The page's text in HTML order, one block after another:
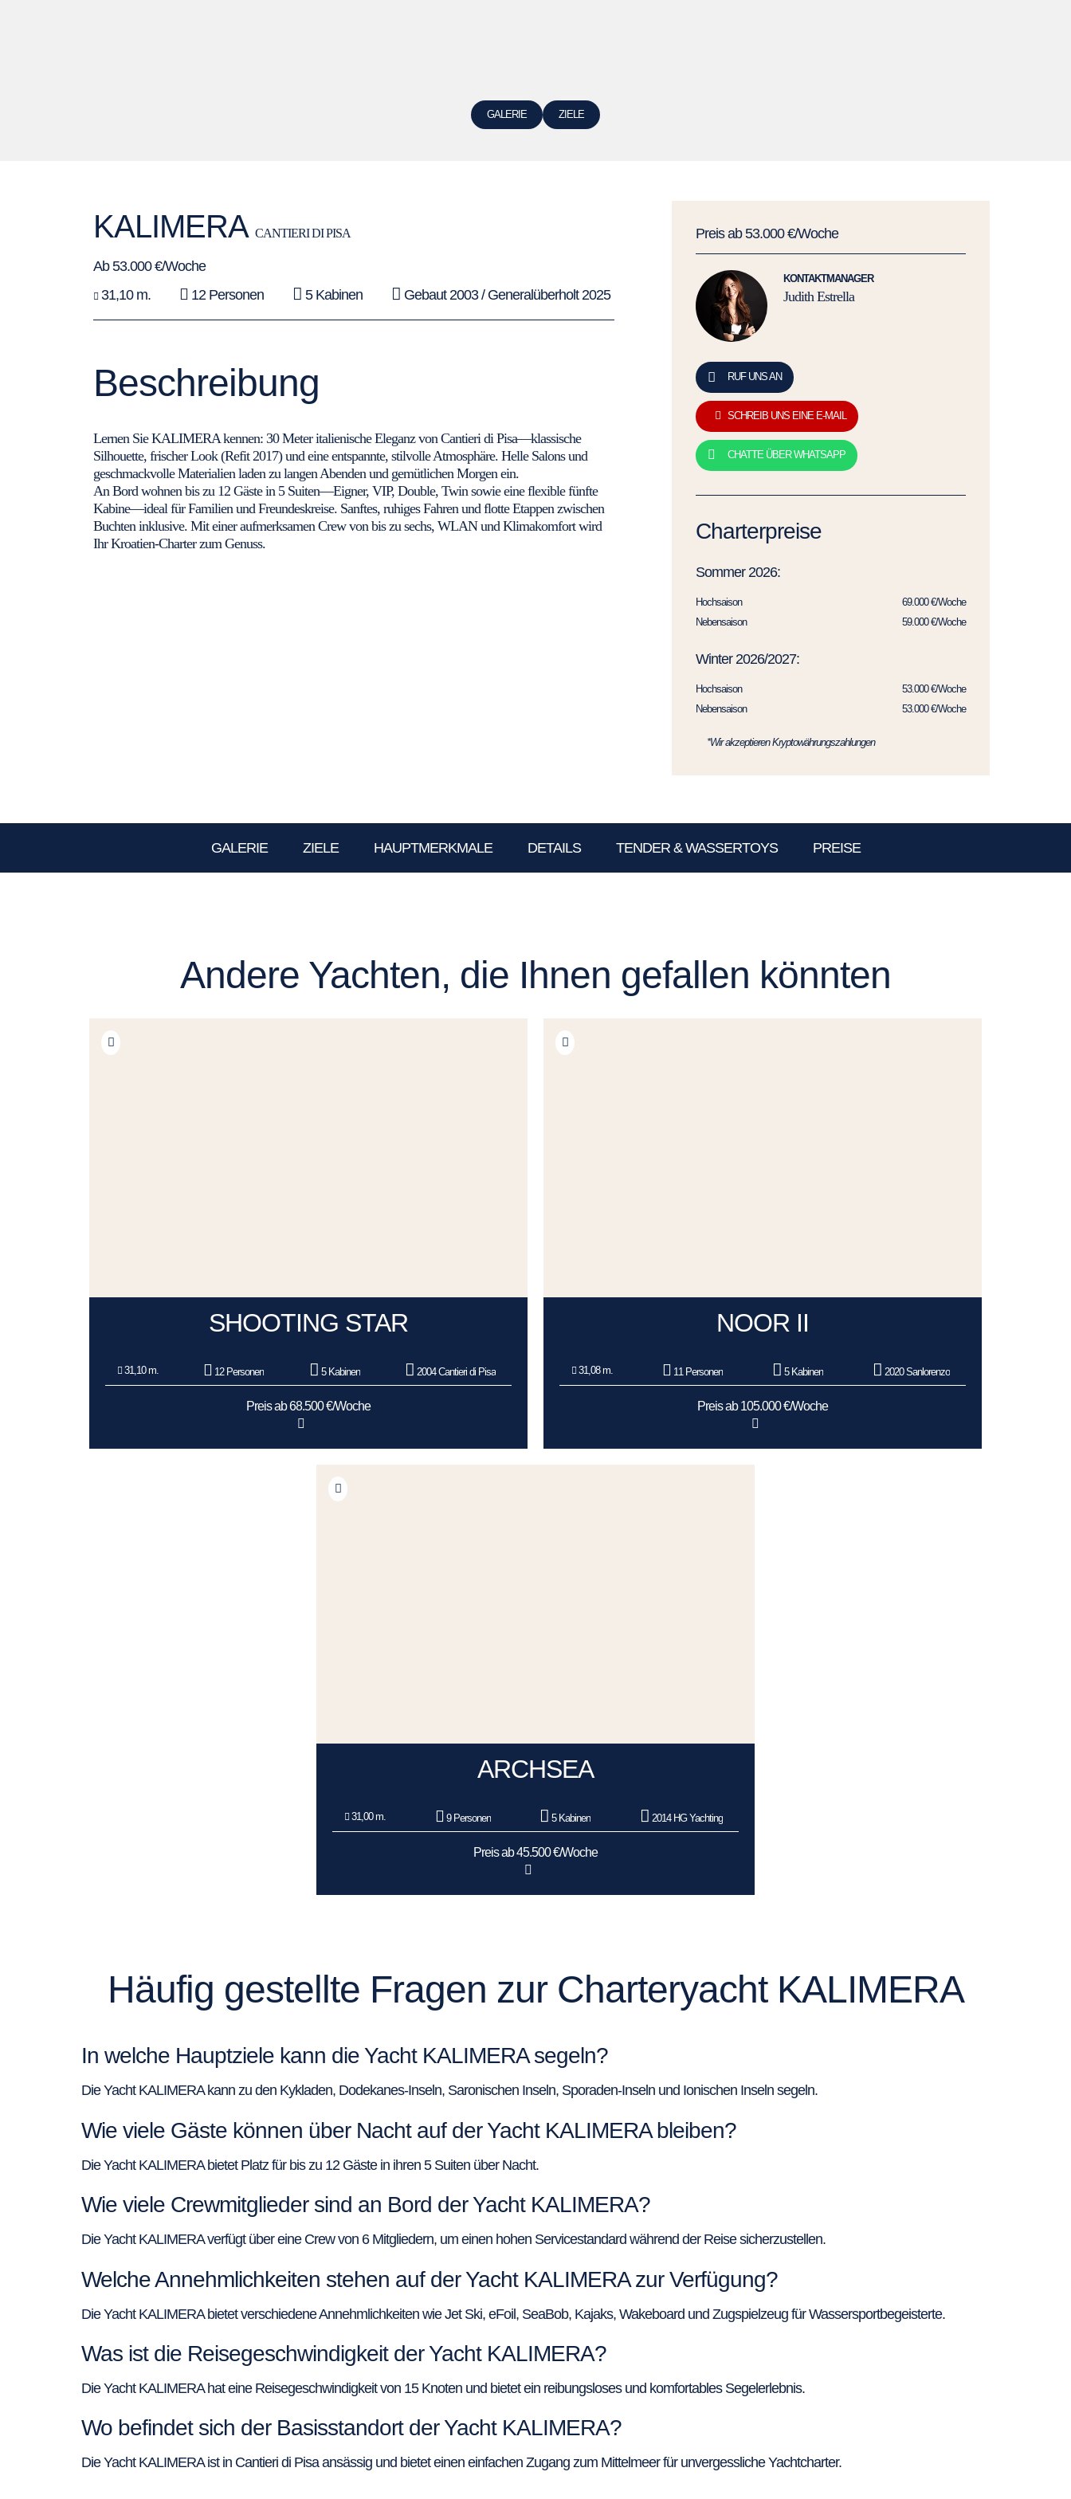
GALERIE ZIELE
KALIMERA CANTIERI DI PISA
Ab 53.000 €/Woche
31,10 m.
12 Personen 5 Kabinen Gebaut 2003 / Generalüberholt 2025
Beschreibung
Lernen Sie KALIMERA kennen: 30 Meter italienische Eleganz von Cantieri di Pisa—klassische
Silhouette, frischer Look (Refit 2017) und eine entspannte, stilvolle Atmosphäre. Helle Salons und
geschmackvolle Materialien laden zu langen Abenden und gemütlichen Morgen ein.
An Bord wohnen bis zu 12 Gäste in 5 Suiten—Eigner, VIP, Double, Twin sowie eine flexible fünfte
Kabine—ideal für Familien und Freundeskreise. Sanftes, ruhiges Fahren und flotte Etappen zwischen
Buchten inklusive. Mit einer aufmerksamen Crew von bis zu sechs, WLAN und Klimakomfort wird
Ihr Kroatien-Charter zum Genuss.
Preis ab 53.000 €/Woche
KONTAKTMANAGER
Judith Estrella
RUF UNS AN
SCHREIB UNS EINE E-MAIL
CHATTE ÜBER WHATSAPP
Charterpreise
Sommer 2026:
Hochsaison
69.000 €/Woche
Nebensaison
59.000 €/Woche
Winter 2026/2027:
Hochsaison
53.000 €/Woche
Nebensaison
53.000 €/Woche
*Wir akzeptieren Kryptowährungszahlungen
GALERIE ZIELE HAUPTMERKMALE DETAILS TENDER & WASSERTOYS PREISE
Andere Yachten, die Ihnen gefallen könnten
SHOOTING STAR
31,10 m. 12 Personen 5 Kabinen 2004 Cantieri di Pisa
Preis ab 68.500 €/Woche
NOOR II
31,08 m. 11 Personen 5 Kabinen 2020 Sanlorenzo
Preis ab 105.000 €/Woche
ARCHSEA
31,00 m. 9 Personen 5 Kabinen 2014 HG Yachting
Preis ab 45.500 €/Woche
Häufig gestellte Fragen zur Charteryacht KALIMERA
In welche Hauptziele kann die Yacht KALIMERA segeln?
Die Yacht KALIMERA kann zu den Kykladen, Dodekanes-Inseln, Saronischen Inseln, Sporaden-Inseln und Ionischen Inseln segeln.
Wie viele Gäste können über Nacht auf der Yacht KALIMERA bleiben?
Die Yacht KALIMERA bietet Platz für bis zu 12 Gäste in ihren 5 Suiten über Nacht.
Wie viele Crewmitglieder sind an Bord der Yacht KALIMERA?
Die Yacht KALIMERA verfügt über eine Crew von 6 Mitgliedern, um einen hohen Servicestandard während der Reise sicherzustellen.
Welche Annehmlichkeiten stehen auf der Yacht KALIMERA zur Verfügung?
Die Yacht KALIMERA bietet verschiedene Annehmlichkeiten wie Jet Ski, eFoil, SeaBob, Kajaks, Wakeboard und Zugspielzeug für Wassersportbegeisterte.
Was ist die Reisegeschwindigkeit der Yacht KALIMERA?
Die Yacht KALIMERA hat eine Reisegeschwindigkeit von 15 Knoten und bietet ein reibungsloses und komfortables Segelerlebnis.
Wo befindet sich der Basisstandort der Yacht KALIMERA?
Die Yacht KALIMERA ist in Cantieri di Pisa ansässig und bietet einen einfachen Zugang zum Mittelmeer für unvergessliche Yachtcharter.